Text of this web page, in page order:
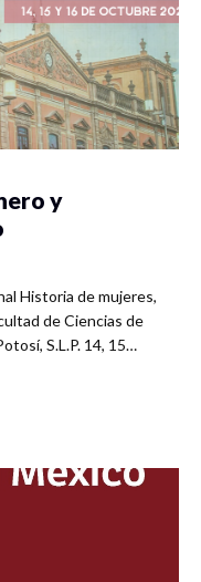
y
Historia de mujeres,
de Ciencias de
S.L.P. 14, 15…